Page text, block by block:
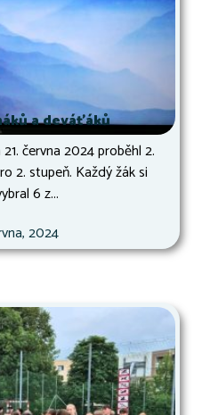
a deváťáků
června 2024 proběhl 2.
2. stupeň. Každý žák si
6 z...
2024